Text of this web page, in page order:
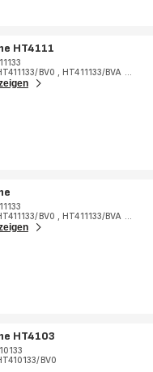
HT4111
BV0
,HT411133/BVA
BV0
HT411133/BVA
HT4103
BV0